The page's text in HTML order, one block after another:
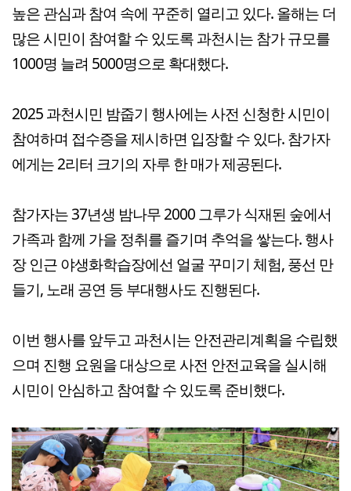
높은 관심과 참여 속에 꾸준히 열리고 있다. 올해는 더
많은 시민이 참여할 수 있도록 과천시는 참가 규모를
1000명 늘려 5000명으로 확대했다.
2025 과천시민 밤줍기 행사에는 사전 신청한 시민이
참여하며 접수증을 제시하면 입장할 수 있다. 참가자
에게는 2리터 크기의 자루 한 매가 제공된다.
참가자는 37년생 밤나무 2000 그루가 식재된 숲에서
가족과 함께 가을 정취를 즐기며 추억을 쌓는다. 행사
장 인근 야생화학습장에선 얼굴 꾸미기 체험, 풍선 만
들기, 노래 공연 등 부대행사도 진행된다.
이번 행사를 앞두고 과천시는 안전관리계획을 수립했
으며 진행 요원을 대상으로 사전 안전교육을 실시해
시민이 안심하고 참여할 수 있도록 준비했다.